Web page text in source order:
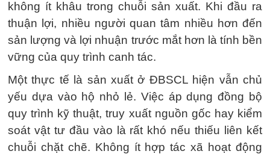
không ít khâu trong chuỗi sản xuất. Khi đầu ra
thuận lợi, nhiều người quan tâm nhiều hơn đến
sản lượng và lợi nhuận trước mắt hơn là tính bền
vững của quy trình canh tác.
Một thực tế là sản xuất ở ĐBSCL hiện vẫn chủ
yếu dựa vào hộ nhỏ lẻ. Việc áp dụng đồng bộ
quy trình kỹ thuật, truy xuất nguồn gốc hay kiểm
soát vật tư đầu vào là rất khó nếu thiếu liên kết
chuỗi chặt chẽ. Không ít hợp tác xã hoạt động